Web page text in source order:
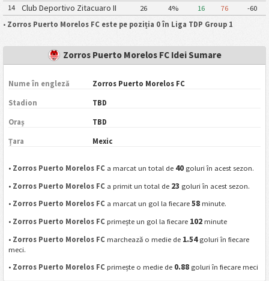
14
Club Deportivo Zitacuaro II 26 4% 16 76
-60
• Zorros Puerto Morelos FC este pe poziția 0 în Liga TDP Group 1
Zorros Puerto Morelos FC Idei Sumare
Nume în engleză Zorros Puerto Morelos FC
Stadion TBD
Oraș TBD
Țara Mexic
• Zorros Puerto Morelos FC a marcat un total de 40 goluri în acest sezon.
• Zorros Puerto Morelos FC a primit un total de 23 goluri în acest sezon.
• Zorros Puerto Morelos FC a marcat un gol la fiecare58 minute.
• Zorros Puerto Morelos FC primește un gol la fiecare 102 minute
• Zorros Puerto Morelos FC marchează o medie de 1.54goluri în fiecare
meci.
• Zorros Puerto Morelos FC primește o medie de 0.88 goluri în fiecare meci